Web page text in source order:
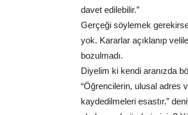
davet edilebilir.”
Gerçeği söylemek
yok. Kararlar açıklanıp
bozulmadı.
Diyelim ki kendi aranızda
“Öğrencilerin, ulusal adres
kaydedilmeleri esastır.”